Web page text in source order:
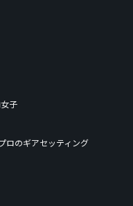
子
ロのギアセッティング